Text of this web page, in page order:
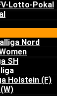
Lotto-Pokal
Nord
SH
Holstein (F)